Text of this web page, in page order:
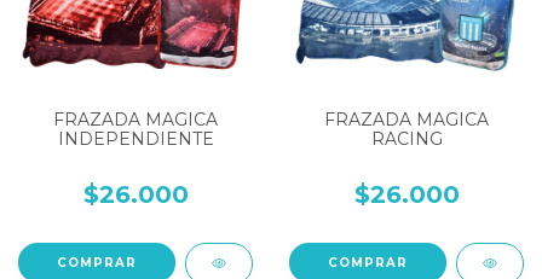
FRAZADA MAGICA
INDEPENDIENTE
$26.000
FRAZADA MAGICA
RACING
$26.000